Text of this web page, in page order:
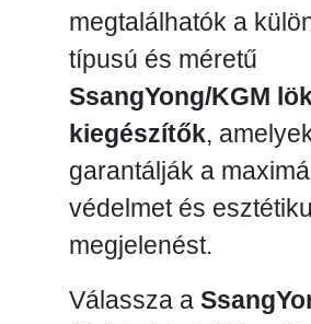
megtalálhatók a
típusú és méretű
SsangYong/KGM
kiegészítők,
garantálják a
védelmet és
megjelenést.
Válassza a